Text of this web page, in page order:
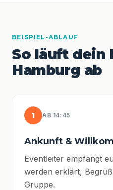
BEISPIEL-ABLAUF
So läuft dein
Hamburg ab
1 AB 14:45
Ankunft &
Eventleiter empfängt
werden erklärt,
Gruppe.